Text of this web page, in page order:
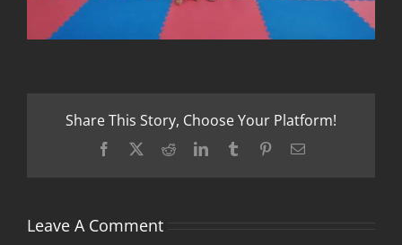
Share This Story, Choose Your Platform!
Facebook RedditLinkedInTumblr PinterestEmail
Leave A Comment